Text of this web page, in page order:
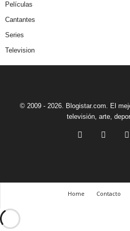
Películas
Cantantes
Series
Television
© 2009 - 2026. Blogistar.com. El
televisión, arte,
Home Contacto